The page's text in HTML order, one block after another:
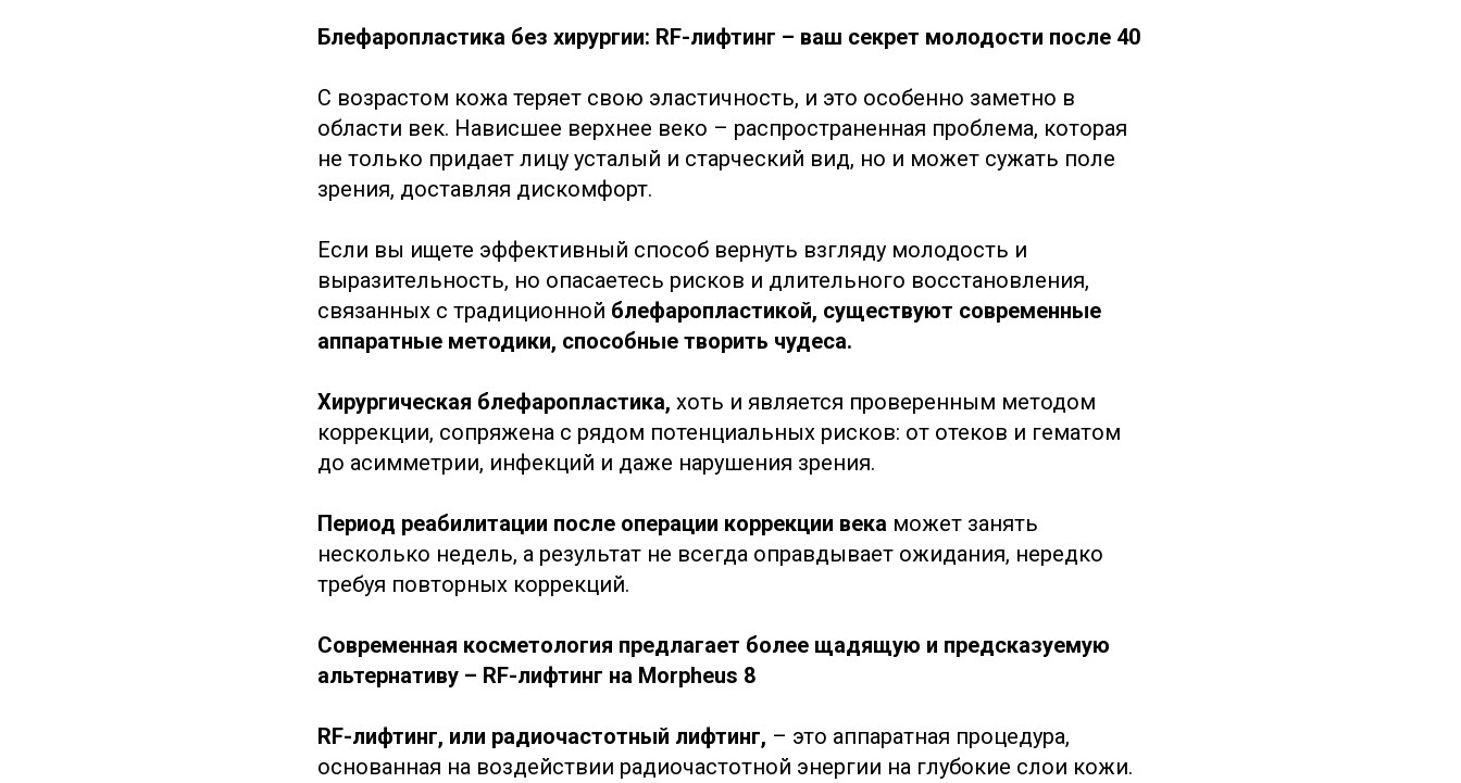
Блефаропластика без хирургии: RF-лифтинг – ваш секрет молодости после 40
С возрастом кожа теряет свою эластичность, и это особенно заметно в
области век. Нависшее верхнее веко – распространенная проблема, которая
не только придает лицу усталый и старческий вид, но и может сужать поле
зрения, доставляя дискомфорт.
Если вы ищете эффективный способ вернуть взгляду молодость и
выразительность, но опасаетесь рисков и длительного восстановления,
связанных с традиционной блефаропластикой, существуют современные
аппаратные методики, способные творить чудеса.
Хирургическая блефаропластика, хоть и является проверенным методом
коррекции, сопряжена с рядом потенциальных рисков: от отеков и гематом
до асимметрии, инфекций и даже нарушения зрения.
Период реабилитации после операции коррекции века может занять
несколько недель, а результат не всегда оправдывает ожидания, нередко
требуя повторных коррекций.
Современная косметология предлагает более щадящую и предсказуемую
альтернативу – RF-лифтинг на Morpheus 8
RF-лифтинг, или радиочастотный лифтинг, – это аппаратная процедура,
основанная на воздействии радиочастотной энергии на глубокие слои кожи.